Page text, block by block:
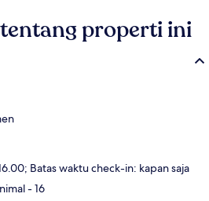
properti ini
Batas waktu check-in: kapan saja
- 16